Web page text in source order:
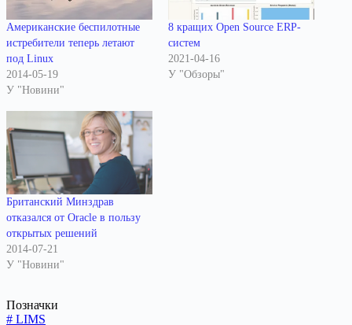
Американские беспилотные
истребители теперь летают
под Linux
2014-05-19
У "Новини"
8 кращих Open Source ERP-
систем
2021-04-16
У "Обзоры"
Британский Минздрав
отказался от Oracle в пользу
открытых решений
2014-07-21
У "Новини"
Позначки
# LIMS